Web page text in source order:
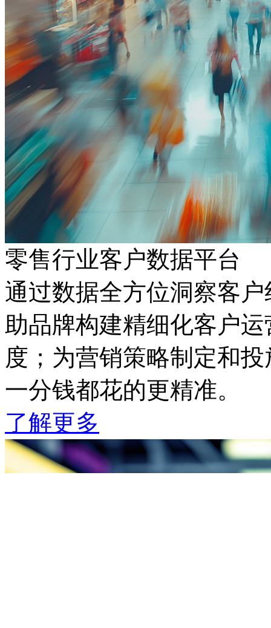
零售行业客户数据平台
通过数据全方位洞察客户
助品牌构建精细化客户运
度；为营销策略制定和投
一分钱都花的更精准。
了解更多